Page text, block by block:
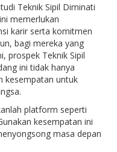
Teknik Sipil Diminati
memerlukan
karir serta komitmen
bagi mereka yang
prospek Teknik Sipil
ini tidak hanya
kesempatan untuk
platform seperti
kesempatan ini
masa depan